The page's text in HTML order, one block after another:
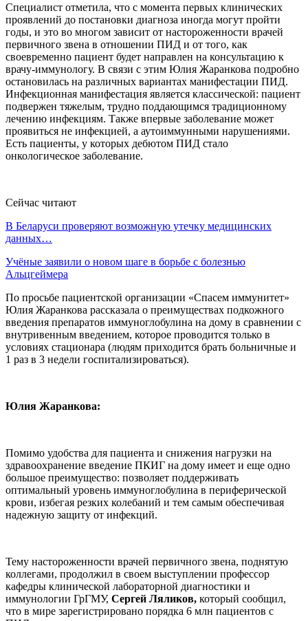
Специалист отметила, что с момента первых клинических
проявлений до постановки диагноза иногда могут пройти
годы, и это во многом зависит от настороженности врачей
первичного звена в отношении ПИД и от того, как
своевременно пациент будет направлен на консультацию к
врачу-иммунологу. В связи с этим Юлия Жаранкова подробно
остановилась на различных вариантах манифестации ПИД.
Инфекционная манифестация является классической: пациент
подвержен тяжелым, трудно поддающимся традиционному
лечению инфекциям. Также впервые заболевание может
проявиться не инфекцией, а аутоиммунными нарушениями.
Есть пациенты, у которых дебютом ПИД стало
онкологическое заболевание.
Сейчас читают
В Беларуси проверяют возможную утечку медицинских
данных…
Учёные заявили о новом шаге в борьбе с болезнью
Альцгеймера
По просьбе пациентской организации «Спасем иммунитет»
Юлия Жаранкова рассказала о преимуществах подкожного
введения препаратов иммуноглобулина на дому в сравнении с
внутривенным введением, которое проводится только в
условиях стационара (людям приходится брать больничные и
1 раз в 3 недели госпитализироваться).
Юлия Жаранкова:
Помимо удобства для пациента и снижения нагрузки на
здравоохранение введение ПКИГ на дому имеет и еще одно
большое преимущество: позволяет поддерживать
оптимальный уровень иммуноглобулина в периферической
крови, избегая резких колебаний и тем самым обеспечивая
надежную защиту от инфекций.
Тему настороженности врачей первичного звена, поднятую
коллегами, продолжил в своем выступлении профессор
кафедры клинической лабораторной диагностики и
иммунологии ГрГМУ, Сергей Ляликов, который сообщил,
что в мире зарегистрировано порядка 6 млн пациентов с